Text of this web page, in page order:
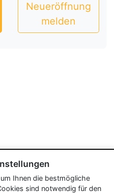
Neueröffnung
melden
Ihnen die bestmögliche
sind notwendig für den